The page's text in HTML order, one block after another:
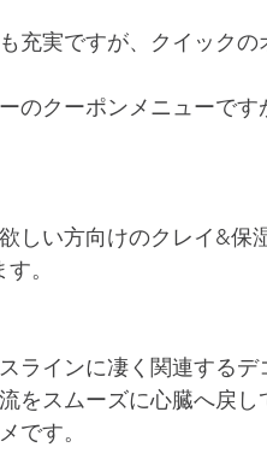
充実ですが、クイック
のクーポンメニューで
しい方向けのクレイ&保
。
ラインに凄く関連する
をスムーズに心臓へ戻
です。